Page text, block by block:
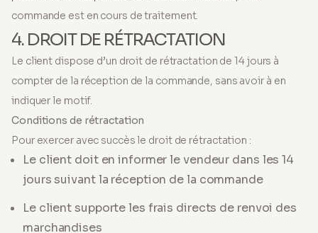
commande est en cours de traitement.
4. DROIT DE RÉTRACTATION
Le client dispose d’un droit de rétractation de 14 jours à
compter de la réception de la commande, sans avoir à en
indiquer le motif.
Conditions de rétractation
Pour exercer avec succès le droit de rétractation :
Le client doit en informer le vendeur dans les 14
jours suivant la réception de la commande
Le client supporte les frais directs de renvoi des
marchandises